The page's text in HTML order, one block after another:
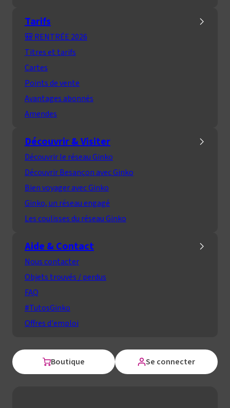
Tarifs
🎒 RENTRÉE 2026
Titres et tarifs
Cartes
Points de vente
Avantages abonnés
Amendes
Découvrir & Visiter
Découvrir le réseau Ginko
Découvrir Besançon avec Ginko
Bien voyager avec Ginko
Ginko, un réseau engagé
Les coulisses du réseau Ginko
Aide & Contact
Nous contacter
Objets trouvés / perdus
FAQ
#TutosGinko
Offres d'emploi
Boutique Se connecter